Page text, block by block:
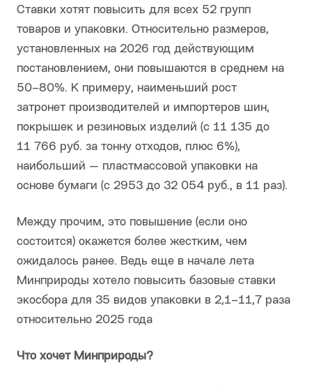
Ставки хотят повысить для всех 52 групп
товаров и упаковки. Относительно размеров,
установленных на 2026 год действующим
постановлением, они повышаются в среднем на
50–80%. К примеру, наименьший рост
затронет производителей и импортеров шин,
покрышек и резиновых изделий (с 11 135 до
11 766 руб. за тонну отходов, плюс 6%),
наибольший — пластмассовой упаковки на
основе бумаги (с 2953 до 32 054 руб., в 11 раз).
Между прочим, это повышение (если оно
состоится) окажется более жестким, чем
ожидалось ранее. Ведь еще в начале лета
Минприроды хотело повысить базовые ставки
экосбора для 35 видов упаковки в 2,1–11,7 раза
относительно 2025 года
Что хочет Минприроды?